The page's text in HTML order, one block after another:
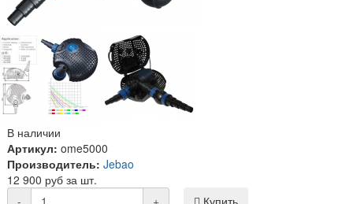
В наличии
Артикул: ome5000
Производитель: Jebao
12 900 руб за шт.
-
+
Купить